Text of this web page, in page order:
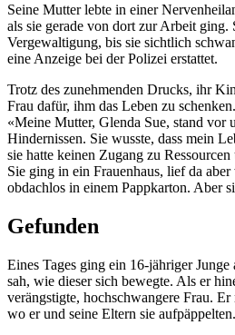
Seine Mutter lebte in einer
als sie gerade von dort zur Arbeit ging.
Vergewaltigung, bis sie sichtlich
eine Anzeige bei der Polizei erstattet.
Trotz des zunehmenden Drucks, ihr
Frau dafür, ihm das Leben zu
«Meine Mutter, Glenda Sue, stand vor
Hindernissen. Sie wusste, dass mein
sie hatte keinen Zugang zu
Sie ging in ein Frauenhaus, lief da
obdachlos in einem Pappkarton. Aber
Gefunden
Eines Tages ging ein 16-jähriger
sah, wie dieser sich bewegte. Als er
verängstigte, hochschwangere Frau.
wo er und seine Eltern sie aufpäppelten.